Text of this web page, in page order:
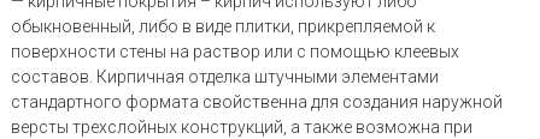
обыкновенный, либо в виде плитки, прикрепляемой к
поверхности стены на раствор или с помощью клеевых
составов. Кирпичная отделка штучными элементами
стандартного формата свойственна для создания наружной
версты трехслойных конструкций, а также возможна при